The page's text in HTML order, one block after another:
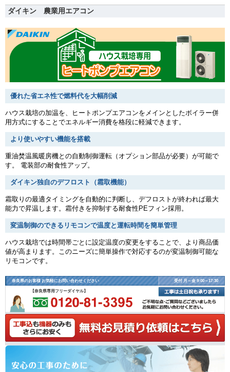
ダイキン 農業用エアコン
優れた省エネ性で燃料代を大幅削減
ハウス栽培の加温を、ヒートポンプエアコンをメインとしたボイラー併
用方式にすることでエネルギー消費を格段に軽減できます。
より使いやすい機能を搭載
重油焚温風暖房機との自動制御運転（オプション部品が必要）が可能で
す。 電装部の耐食性アップ。
ダイキン独自のデフロスト（霜取機能）
霜取りの最適タイミングを自動的に判断し、デフロストが終われば最大
能力で昇温します。霜付きを抑制する耐食性PEフィン採用。
変温制御のできるリモコンで温度と運転時間を簡単管理
ハウス栽培では時間帯ごとに設定温度の変更をすることで、より商品価
値が高まります。このニーズに簡単操作で対応するのが変温制御可能な
リモコンです。
奈良県のお客様 お気軽にお問い合わせください 受付 月～金 9:00～17:30
【奈良県専用フリーダイヤル】